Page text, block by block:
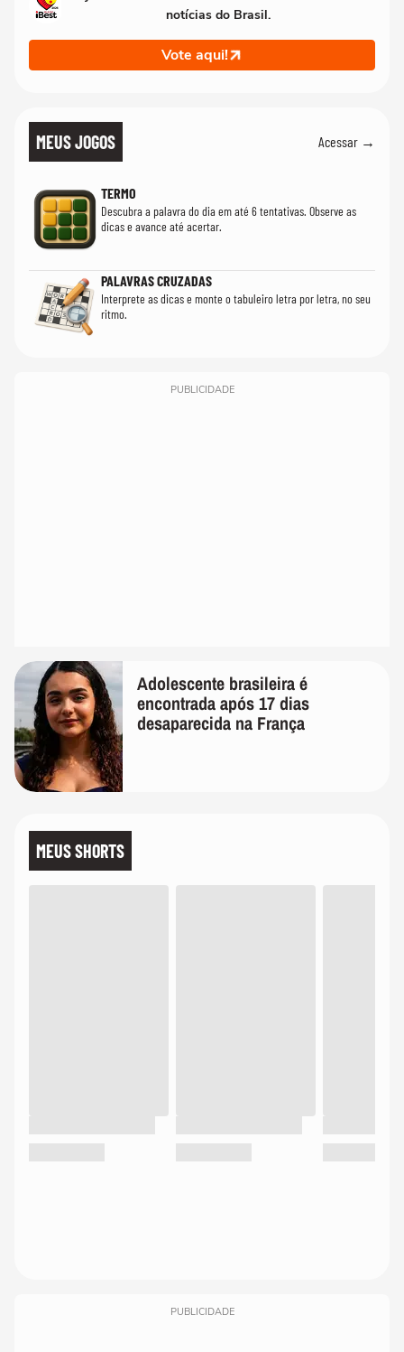
notícias do Brasil.
Vote aqui!
MEUS JOGOS Acessar →
TERMO
Descubra a palavra do dia em até 6 tentativas. Observe as
dicas e avance até acertar.
PALAVRAS CRUZADAS
Interprete as dicas e monte o tabuleiro letra por letra, no seu
ritmo.
PUBLICIDADE
Adolescente brasileira é
encontrada após 17 dias
desaparecida na França
MEUS SHORTS
PUBLICIDADE